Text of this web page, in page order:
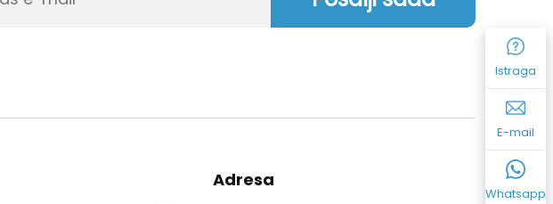
Istraga
E-mail
Whatsapp
Adresa